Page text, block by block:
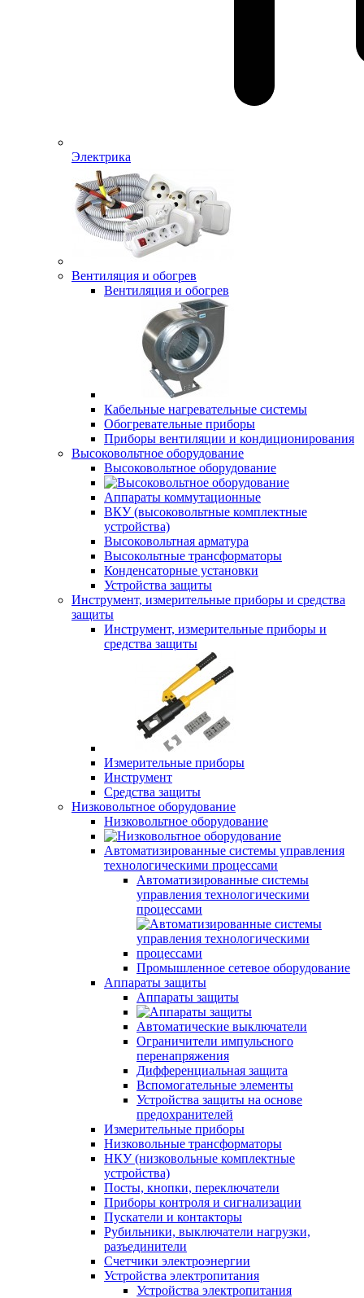
Электрика
Вентиляция и обогрев
Вентиляция и обогрев
Кабельные нагревательные системы
Обогревательные приборы
Приборы вентиляции и кондиционирования
Высоковольтное оборудование
Высоковольтное оборудование
Аппараты коммутационные
ВКУ (высоковольтные комплектные
устройства)
Высоковольтная арматура
Высокольтные трансформаторы
Конденсаторные установки
Устройства защиты
Инструмент, измерительные приборы и средства
защиты
Инструмент, измерительные приборы и
средства защиты
Измерительные приборы
Инструмент
Средства защиты
Низковольтное оборудование
Низковольтное оборудование
Автоматизированные системы управления
технологическими процессами
Автоматизированные системы
управления технологическими
процессами
Промышленное сетевое оборудование
Аппараты защиты
Аппараты защиты
Автоматические выключатели
Ограничители импульсного
перенапряжения
Дифференциальная защита
Вспомогательные элементы
Устройства защиты на основе
предохранителей
Измерительные приборы
Низковольные трансформаторы
НКУ (низковольные комплектные
устройства)
Посты, кнопки, переключатели
Приборы контроля и сигнализации
Пускатели и контакторы
Рубильники, выключатели нагрузки,
разъединители
Счетчики электроэнергии
Устройства электропитания
Устройства электропитания